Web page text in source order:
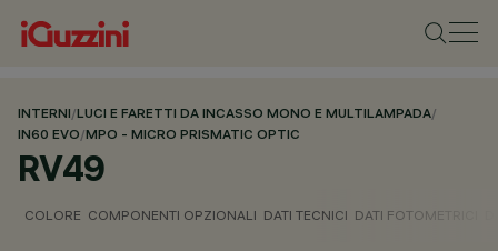
INTERNI/LUCI E FARETTI DA INCASSO MONO E MULTILAMPADA/
IN60 EVO/MPO - MICRO PRISMATIC OPTIC
RV49
COLORE COMPONENTI OPZIONALI DATI TECNICI DATI FOTOMETRICI